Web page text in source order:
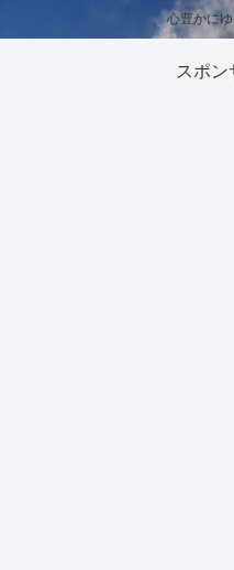
心豊かに
スポン